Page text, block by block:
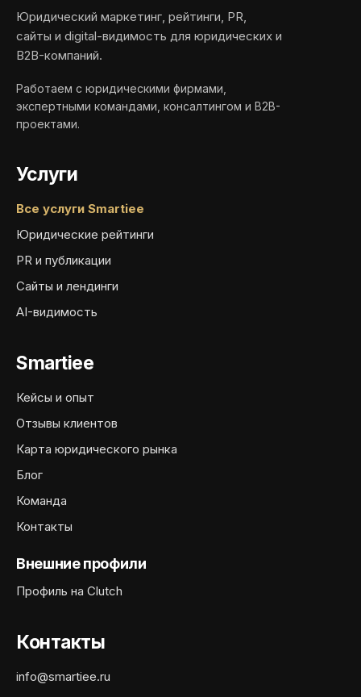
Юридический маркетинг, рейтинги, PR,
сайты и digital-видимость для юридических и
B2B-компаний.
Работаем с юридическими фирмами,
экспертными командами, консалтингом и B2B-
проектами.
Услуги
Все услуги Smartiee
Юридические рейтинги
PR и публикации
Сайты и лендинги
AI-видимость
Smartiee
Кейсы и опыт
Отзывы клиентов
Карта юридического рынка
Блог
Команда
Контакты
Внешние профили
Профиль на Clutch
Контакты
info@smartiee.ru